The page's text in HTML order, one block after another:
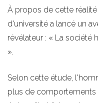
À propos de cette
d'université a lancé un
révélateur : « La société
».
Selon cette étude,
plus de comportements